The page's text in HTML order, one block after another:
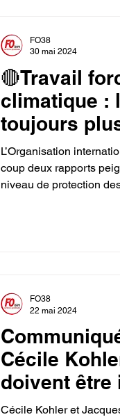
📜 Une convention
🔴Travail
climatique :
toujours
L’Organisation
coup deux rapports
niveau de protection
FO38
30 mai 2024
Cécile
doivent être
libérés !
Cécile Kohler et
FO38
22 mai 2024